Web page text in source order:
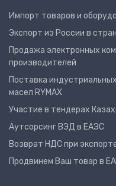
Импорт товаров и
Экспорт из России в
Продажа электронных
производителей
Поставка
масел RYMAX
Участие в тендерах
Аутсорсинг ВЭД в ЕАЭС
Возврат НДС при
Продвинем Ваш товар в